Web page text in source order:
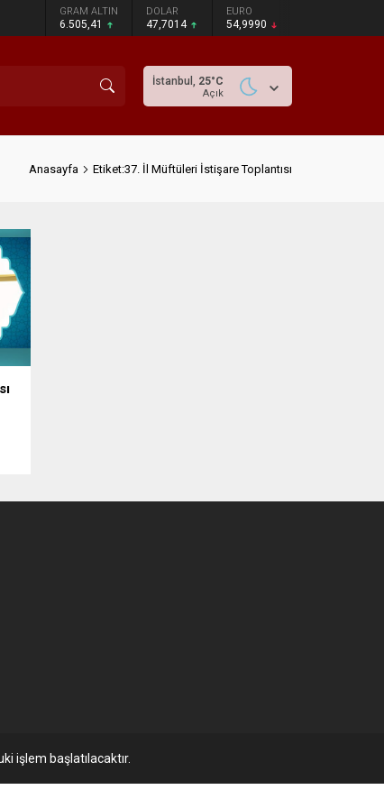
GRAM ALTIN
6.505,41
DOLAR
47,7014
EURO
54,9990
İstanbul, 25°C
Açık
Anasayfa Etiket:37. İl Müftüleri İstişare Toplantısı
işlem başlatılacaktır.